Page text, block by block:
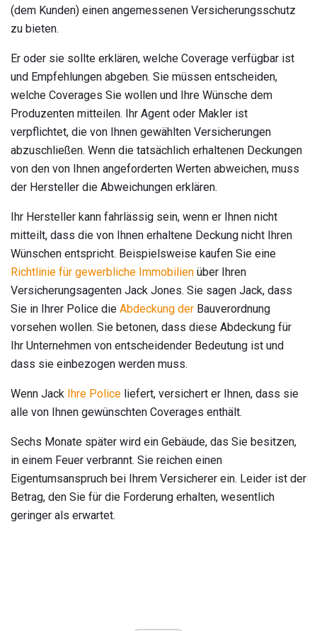
(dem Kunden) einen angemessenen Versicherungsschutz
zu bieten.
Er oder sie sollte erklären, welche Coverage verfügbar ist
und Empfehlungen abgeben. Sie müssen entscheiden,
welche Coverages Sie wollen und Ihre Wünsche dem
Produzenten mitteilen. Ihr Agent oder Makler ist
verpflichtet, die von Ihnen gewählten Versicherungen
abzuschließen. Wenn die tatsächlich erhaltenen Deckungen
von den von Ihnen angeforderten Werten abweichen, muss
der Hersteller die Abweichungen erklären.
Ihr Hersteller kann fahrlässig sein, wenn er Ihnen nicht
mitteilt, dass die von Ihnen erhaltene Deckung nicht Ihren
Wünschen entspricht. Beispielsweise kaufen Sie eine
Richtlinie für gewerbliche Immobilien über Ihren
Versicherungsagenten Jack Jones. Sie sagen Jack, dass
Sie in Ihrer Police die Abdeckung der Bauverordnung
vorsehen wollen. Sie betonen, dass diese Abdeckung für
Ihr Unternehmen von entscheidender Bedeutung ist und
dass sie einbezogen werden muss.
Wenn Jack Ihre Police liefert, versichert er Ihnen, dass sie
alle von Ihnen gewünschten Coverages enthält.
Sechs Monate später wird ein Gebäude, das Sie besitzen,
in einem Feuer verbrannt. Sie reichen einen
Eigentumsanspruch bei Ihrem Versicherer ein. Leider ist der
Betrag, den Sie für die Forderung erhalten, wesentlich
geringer als erwartet.